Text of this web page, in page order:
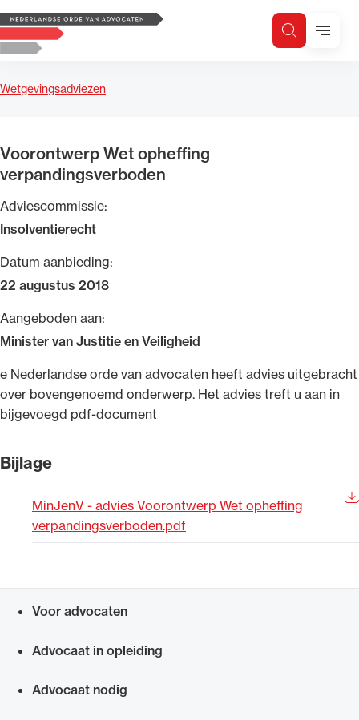
Logo, to the homepage
ZoekenMenu
Wetgevingsadviezen
Voorontwerp Wet opheffing
verpandingsverboden
Adviescommissie:
Insolventierecht
Datum aanbieding:
22 augustus 2018
Aangeboden aan:
Minister van Justitie en Veiligheid
e Nederlandse orde van advocaten heeft advies ​uitgebracht
over bovengenoemd onderwerp. Het advies treft u aan in
bijgevoegd pdf-document​​​
Bijlage
MinJenV - advies Voorontwerp Wet opheffing
verpandingsverboden.pdf
Voor advocaten
Advocaat in opleiding
Advocaat nodig
Zoeken
Zoek op trefwoord
Uitgelicht
de advocatuur (Voda) en de Regeling op de